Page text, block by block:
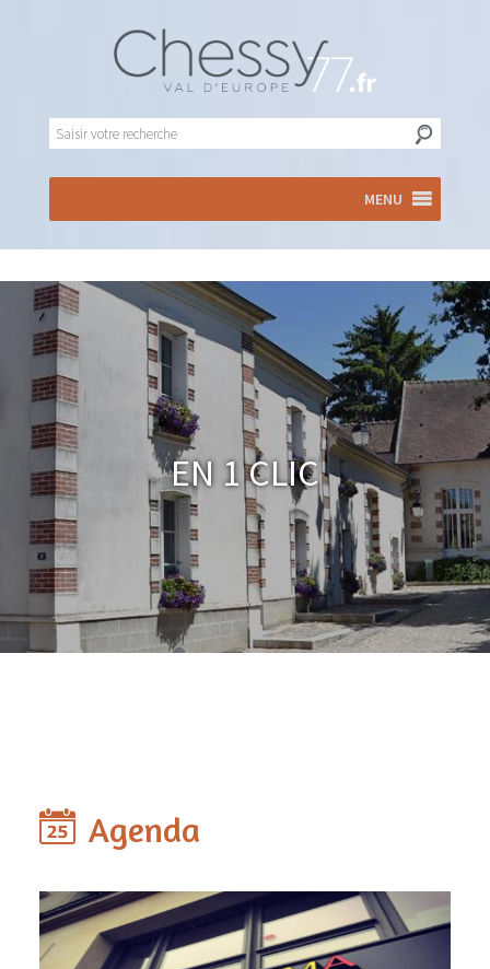
MENU
En 1 clic
Agenda